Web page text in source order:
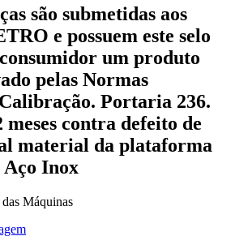
são submetidas aos
e possuem este selo
um produto
pelas Normas
Portaria 236.
contra defeito de
material da plataforma
Aço Inox
Máquinas